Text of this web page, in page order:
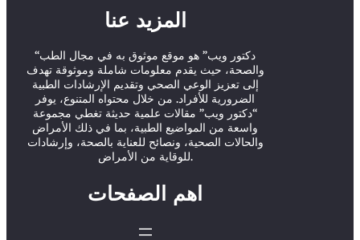
r e o
k
e
d
I
n
المزيد عنا
“دكتور ويب” هو موقع موثوق به في مجال الطب
والصحة، حيث يقدم معلومات شاملة وموثوقة تهدف
إلى تعزيز الوعي الصحي وتقديم الإرشادات الطبية
الضرورية للأفراد. من خلال محتواه المتنوع، يوفر
“دكتور ويب” مقالات علمية حديثة تغطي مجموعة
واسعة من المواضيع الطبية، بما في ذلك الأمراض
والحالات الصحية، ونصائح للعناية بالصحة، وإرشادات
للوقاية من الأمراض.
اهم الصفحات